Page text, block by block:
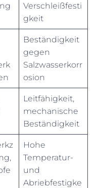
Verschleißfesti
gkeit
Beständigkeit
gegen
Salzwasserkorr
osion
Leitfähigkeit,
mechanische
Beständigkeit
Hohe
Temperatur-
und
Abriebfestigke